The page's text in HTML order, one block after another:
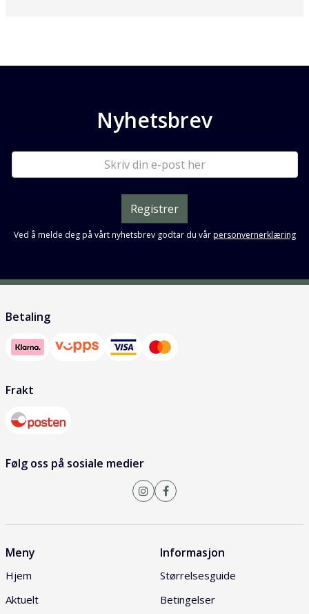
Nyhetsbrev
Registrer
Ved å melde deg på vårt nyhetsbrev godtar du vår personvernerklæring
Betaling
Frakt
Følg oss på sosiale medier
Meny
Hjem
Aktuelt
Informasjon
Størrelsesguide
Betingelser